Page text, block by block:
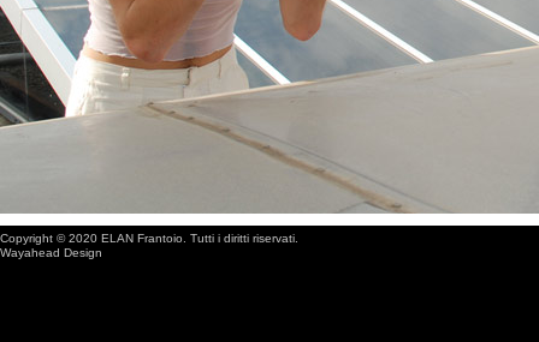
Copyright © 2020 ELAN Frantoio. Tutti i diritti riservati.
Wayahead Design